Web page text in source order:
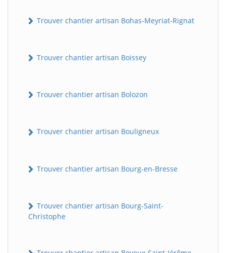
Trouver chantier artisan Bohas-Meyriat-Rignat
Trouver chantier artisan Boissey
Trouver chantier artisan Bolozon
Trouver chantier artisan Bouligneux
Trouver chantier artisan Bourg-en-Bresse
Trouver chantier artisan Bourg-Saint-
Christophe